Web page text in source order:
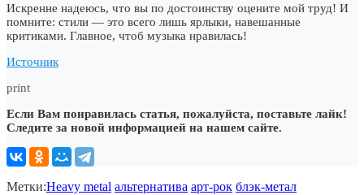
Искренне надеюсь, что вы по достоинству оцените мой труд! И
помните: стили — это всего лишь ярлыки, навешанные
критиками. Главное, чтоб музыка нравилась!
Источник
print
Если Вам понравилась статья, пожалуйста, поставьте лайк!
Следите за новой информацией на нашем сайте.
Метки:Heavy metal альтернатива арт-рок блэк-метал